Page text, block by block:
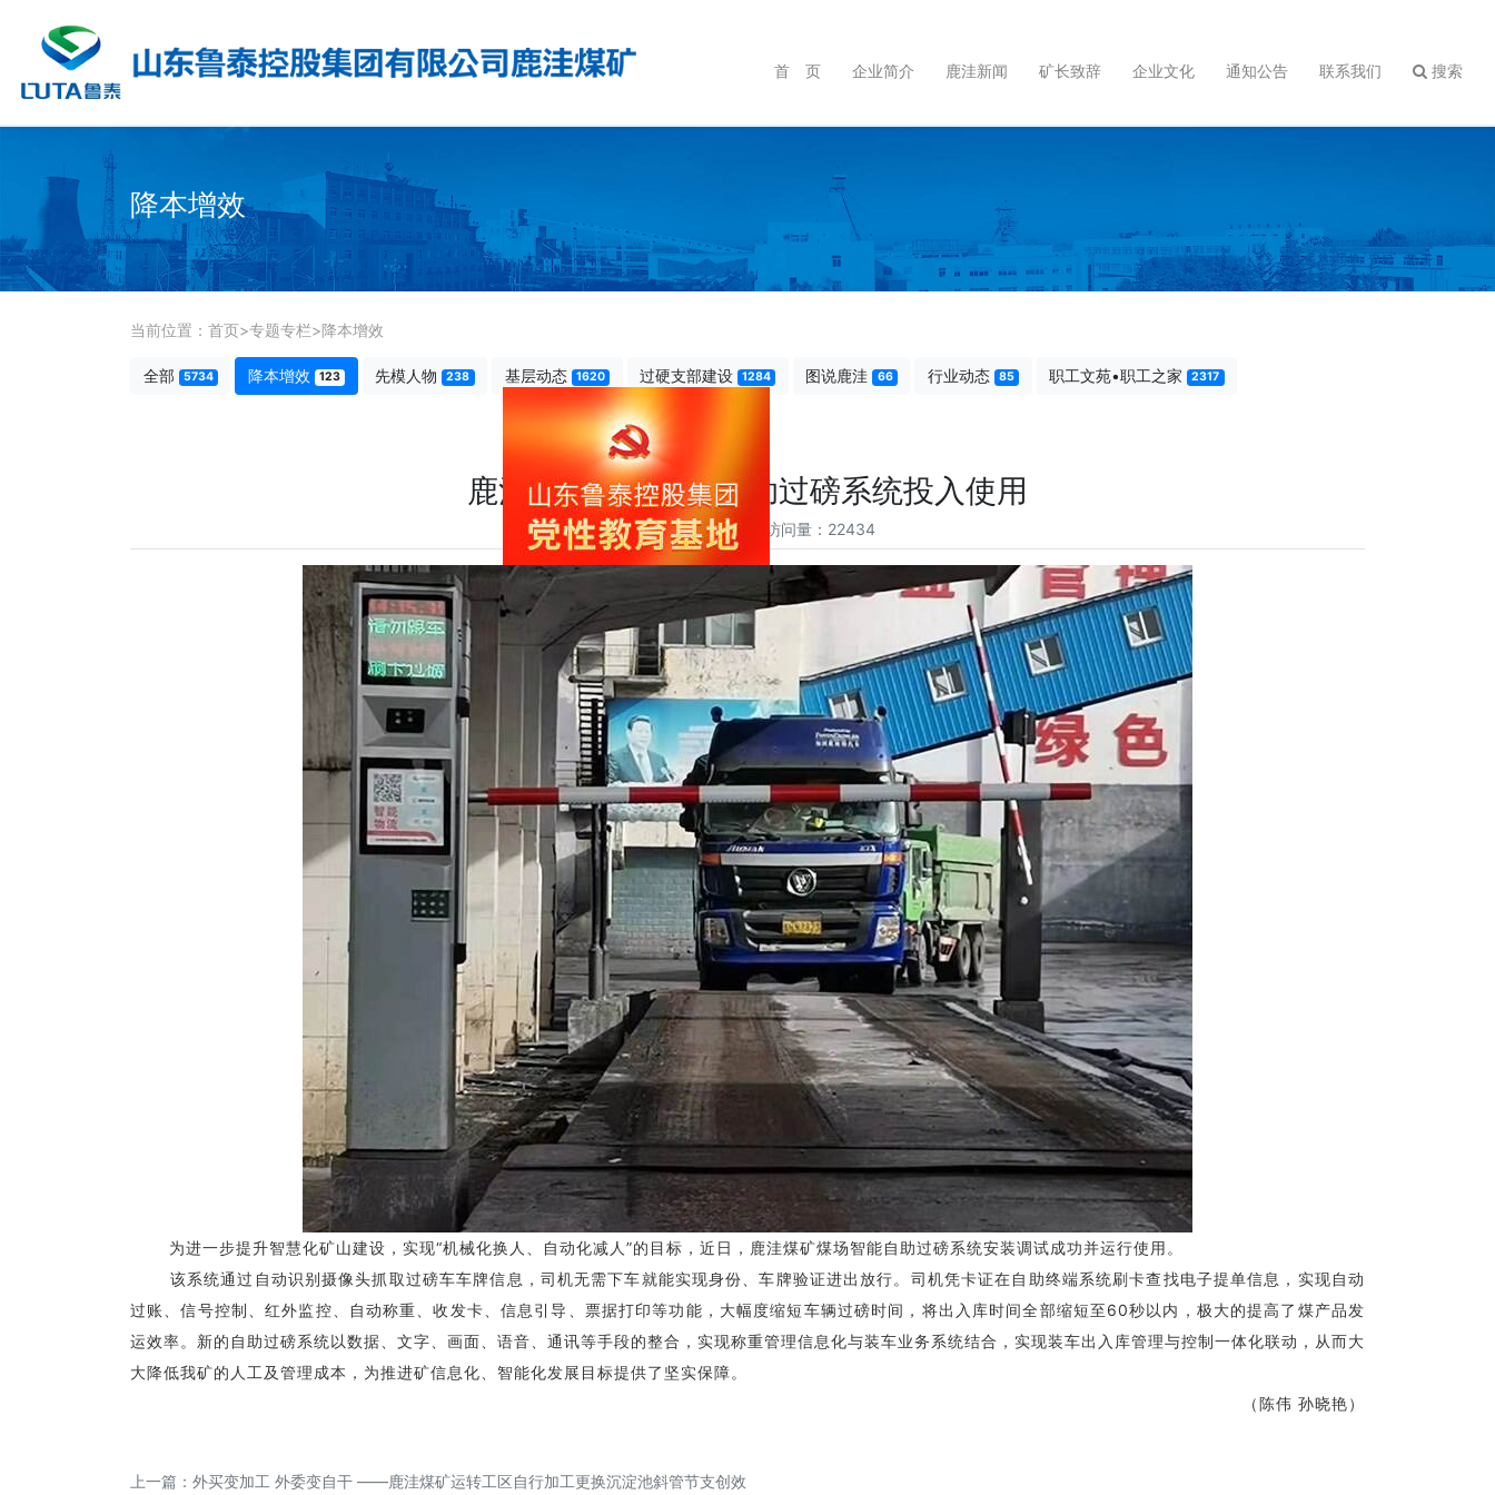
首 页 企业简介 鹿洼新闻 矿长致辞 企业文化 通知公告 联系我们 搜索
降本增效
当前位置： 首页>专题专栏>降本增效
全部 5734 降本增效 123 先模人物 238 基层动态 1620 过硬支部建设 1284 图说鹿洼 66 行业动态 85 职工文苑•职工之家 2317
鹿洼煤矿煤场智能自助过磅系统投入使用
时间：2021-01-13 访问量：22434
为进一步提升智慧化矿山建设，实现“机械化换人、自动化减人”的目标，近日，鹿洼煤矿煤场智能自助过磅系统安装调试成功并运行使用。
该系统通过自动识别摄像头抓取过磅车车牌信息，司机无需下车就能实现身份、车牌验证进出放行。司机凭卡证在自助终端系统刷卡查找电子提单信息，实现自动
过账、信号控制、红外监控、自动称重、收发卡、信息引导、票据打印等功能，大幅度缩短车辆过磅时间，将出入库时间全部缩短至60秒以内，极大的提高了煤产品发
运效率。新的自助过磅系统以数据、文字、画面、语音、通讯等手段的整合，实现称重管理信息化与装车业务系统结合，实现装车出入库管理与控制一体化联动，从而大
大降低我矿的人工及管理成本，为推进矿信息化、智能化发展目标提供了坚实保障。
（陈伟 孙晓艳）
上一篇： 外买变加工 外委变自干 ——鹿洼煤矿运转工区自行加工更换沉淀池斜管节支创效